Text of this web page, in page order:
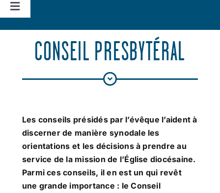
Navigation
bascule
Actualités
Agenda
CONSEIL PRESBYTÉRAL
Les conseils présidés par l’évêque l’aident à
discerner de manière synodale les
orientations et les décisions à prendre au
service de la mission de l’Église diocésaine.
Parmi ces conseils, il en est un qui revêt
une grande importance : le Conseil